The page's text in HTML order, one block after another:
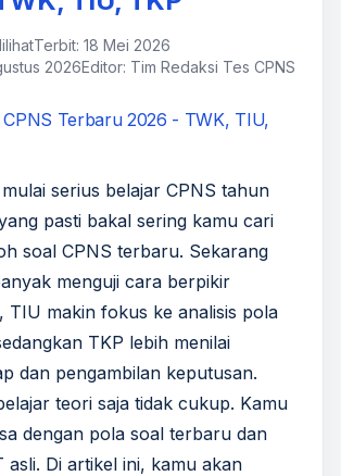
Terbit: 18 Mei 2026
2026Editor: Tim Redaksi Tes CPNS
Terbaru 2026 - TWK, TIU,
serius belajar CPNS tahun
pasti bakal sering kamu cari
soal CPNS terbaru. Sekarang
menguji cara berpikir
TIU makin fokus ke analisis pola
TKP lebih menilai
dan pengambilan keputusan.
teori saja tidak cukup. Kamu
dengan pola soal terbaru dan
asli. Di artikel ini, kamu akan